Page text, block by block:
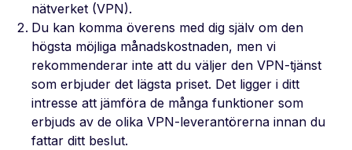
nätverket (VPN).
Du kan komma överens med dig själv om den
högsta möjliga månadskostnaden, men vi
rekommenderar inte att du väljer den VPN-tjänst
som erbjuder det lägsta priset. Det ligger i ditt
intresse att jämföra de många funktioner som
erbjuds av de olika VPN-leverantörerna innan du
fattar ditt beslut.